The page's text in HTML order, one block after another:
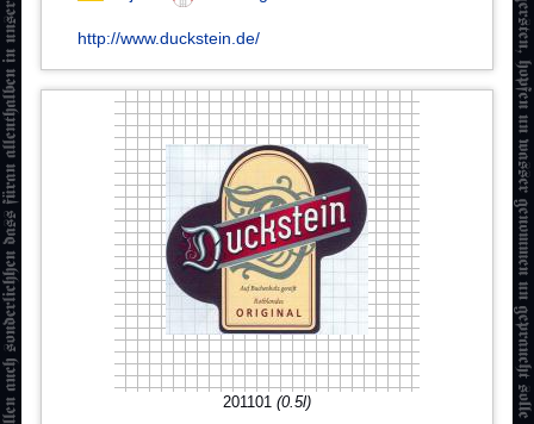
http://www.duckstein.de/
201101 (0.5l)